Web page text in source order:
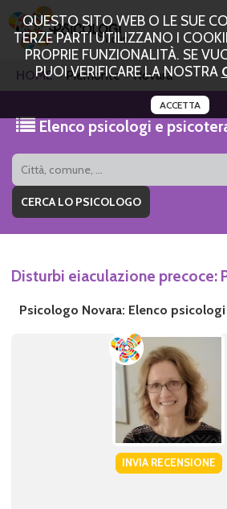
QUESTO SITO WEB O LE SUE
TERZE PARTI UTILIZZANO I
PROPRIE FUNZIONALITÀ. SE
PUOI VERIFICARE LA NOSTRA
ACCETTA
HOME Piemonte Novara
Elenco psicologi e
Disturbi eiaculazione precoce:
Psicologo Novara: Elenco
INVIA RECENSIONE